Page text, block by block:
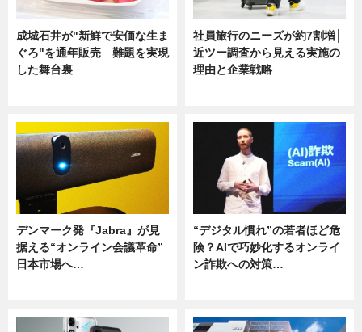
成城石井が"新鮮で安価な生ま
ぐろ"を通年販売 難題を実現
した舞台裏
社員旅行のニーズが約7割増│
近ツー調査から見える実施の
理由と企業戦略
デンマーク発『Jabra』が見
据える“オンライン会議革命”
日本市場へ…
“デジタル慣れ”の若者ほど危
険？AIで巧妙化するオンライ
ン詐欺への対策…